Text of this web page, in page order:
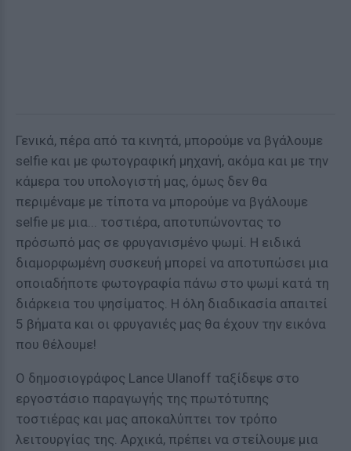
Γενικά, πέρα από τα κινητά, μπορούμε να βγάλουμε
selfie και με φωτογραφική μηχανή, ακόμα και με την
κάμερα του υπολογιστή μας, όμως δεν θα
περιμέναμε με τίποτα να μπορούμε να βγάλουμε
selfie με μια... τοστιέρα, αποτυπώνοντας το
πρόσωπό μας σε φρυγανισμένο ψωμί. Η ειδικά
διαμορφωμένη συσκευή μπορεί να αποτυπώσει μια
οποιαδήποτε φωτογραφία πάνω στο ψωμί κατά τη
διάρκεια του ψησίματος. Η όλη διαδικασία απαιτεί
5 βήματα και οι φρυγανιές μας θα έχουν την εικόνα
που θέλουμε!
Ο δημοσιογράφος Lance Ulanoff ταξίδεψε στο
εργοστάσιο παραγωγής της πρωτότυπης
τοστιέρας και μας αποκαλύπτει τον τρόπο
λειτουργίας της. Αρχικά, πρέπει να στείλουμε μια